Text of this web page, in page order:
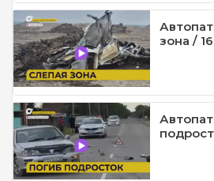
зона /